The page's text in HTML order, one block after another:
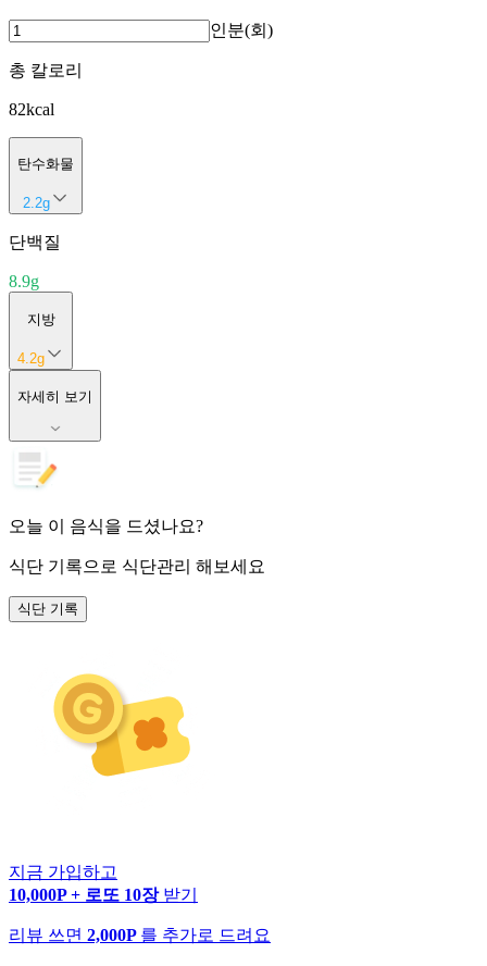
인분(회)
총 칼로리
82kcal
탄수화물
2.2g
단백질
8.9g
지방
4.2g
자세히 보기
오늘 이 음식을 드셨나요?
식단 기록으로 식단관리 해보세요
식단 기록
지금 가입하고
10,000P + 로또 10장 받기
리뷰 쓰면 2,000P 를 추가로 드려요